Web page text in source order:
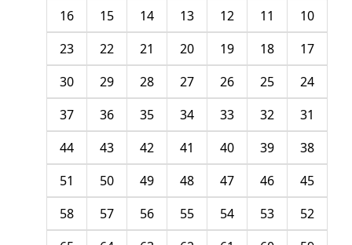
10
11
12
13
14
15
16
17
18
19
20
21
22
23
24
25
26
27
28
29
30
31
32
33
34
35
36
37
38
39
40
41
42
43
44
45
46
47
48
49
50
51
52
53
54
55
56
57
58